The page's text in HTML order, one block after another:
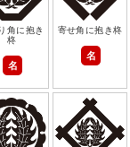
角に抱き
柊
名
寄せ角に抱き柊
名